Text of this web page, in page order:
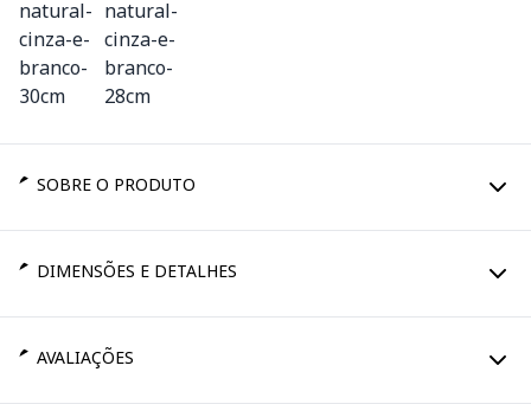
SOBRE O PRODUTO
DIMENSÕES E DETALHES
AVALIAÇÕES